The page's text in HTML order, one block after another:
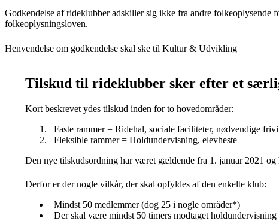
Godkendelse af rideklubber adskiller sig ikke fra andre
folkeoplysningsloven.
Henvendelse om godkendelse skal ske til Kultur & Udvikling
Tilskud til rideklubber sker efter et
Kort beskrevet ydes tilskud inden for to hovedområder:
Faste rammer = Ridehal, sociale faciliteter, nødvendige
Fleksible rammer = Holdundervisning, elevheste
Den nye tilskudsordning har været gældende fra 1. januar 2021
Derfor er der nogle vilkår, der skal opfyldes af den enkelte klub:
Mindst 50 medlemmer (dog 25 i nogle områder*)
Der skal være mindst 50 timers modtaget